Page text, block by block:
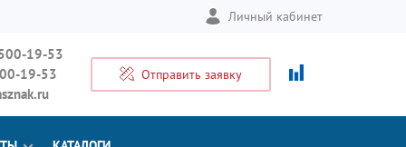
Личный кабинет
19-53
19-53
Отправить заявку